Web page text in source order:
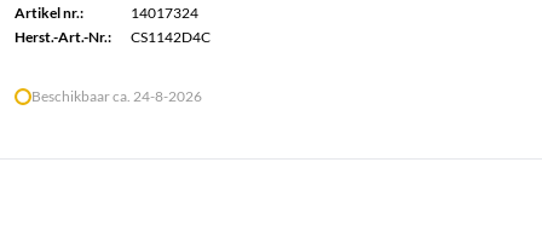
Artikel nr.:
14017324
Herst.-Art.-Nr.:
CS1142D4C
Beschikbaar ca. 24-8-2026